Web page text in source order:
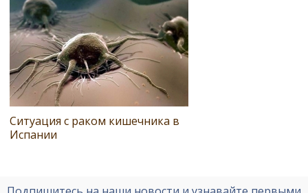
Ситуация с раком кишечника в
Испании